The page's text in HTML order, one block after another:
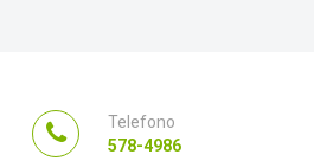
Telefono
578-4986